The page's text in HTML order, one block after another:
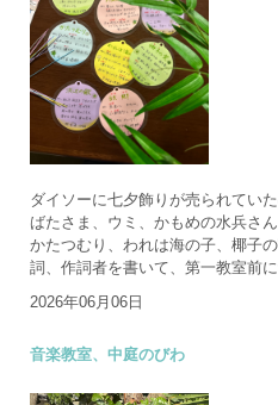
ダイソーに七夕飾りが売られてい
ばたさま、ウミ、かもめの水兵さ
かたつむり、われは海の子、椰子
詞、作詞者を書いて、第一教室前
2026年06月06日
音楽教室、中庭のびわ